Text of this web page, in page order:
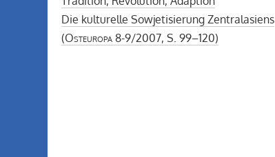
Die kulturelle Sowjetisierung Zentralasiens
(Osteuropa 8-9/2007, S. 99–120)